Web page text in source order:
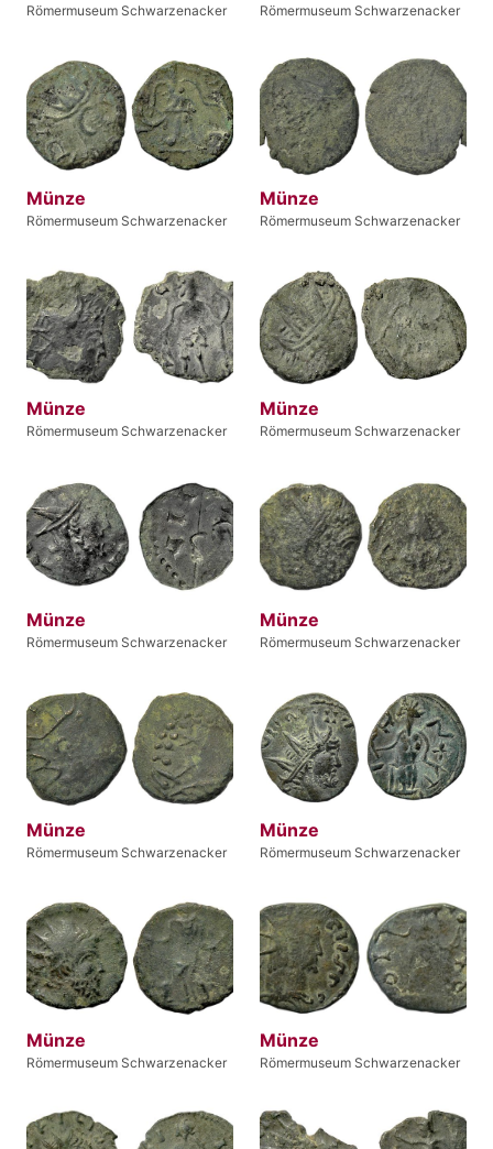
Römermuseum Schwarzenacker Römermuseum Schwarzenacker
Münze
Römermuseum Schwarzenacker
Münze
Römermuseum Schwarzenacker
Münze
Römermuseum Schwarzenacker
Münze
Römermuseum Schwarzenacker
Münze
Römermuseum Schwarzenacker
Münze
Römermuseum Schwarzenacker
Münze
Römermuseum Schwarzenacker
Münze
Römermuseum Schwarzenacker
Münze
Römermuseum Schwarzenacker
Münze
Römermuseum Schwarzenacker